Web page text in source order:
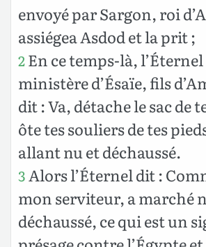
envoyé par Sargon, roi
assiégea Asdod et la prit ;
2En ce temps-là,
ministère d’Ésaïe, fils
dit : Va, détache le sac de
ôte tes souliers de tes
allant nu et déchaussé.
3Alors l’Éternel dit :
mon serviteur, a marché
déchaussé, ce qui est un